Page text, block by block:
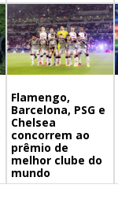
Flamengo,
Barcelona, PSG e
Chelsea
concorrem ao
prêmio de
melhor clube do
mundo